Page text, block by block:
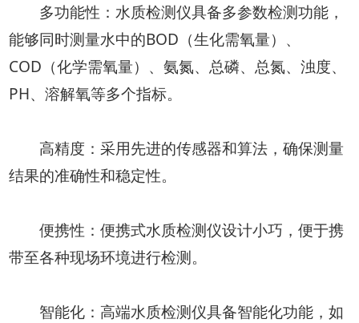
多功能性：水质检测仪具备多参数检测功能，
能够同时测量水中的BOD（生化需氧量）、
COD（化学需氧量）、氨氮、总磷、总氮、浊度、
PH、溶解氧等多个指标。
高精度：采用先进的传感器和算法，确保测量
结果的准确性和稳定性。
便携性：便携式水质检测仪设计小巧，便于携
带至各种现场环境进行检测。
智能化：高端水质检测仪具备智能化功能，如